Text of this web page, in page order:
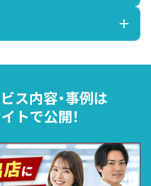
ス内容・事例は
トで公開！